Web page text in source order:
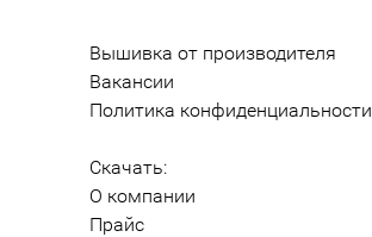
Вышивка от производителя
Вакансии
Политика конфиденциальности
Скачать:
О компании
Прайс